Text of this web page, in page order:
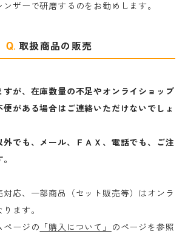
ザーで研磨するのをお勧めします。
取扱商品の販売
すが、在庫数量の不足やオンライショップ
がある場合はご連絡いただけないでしょ
外でも、メール、ＦＡＸ、電話でも、ご注
応、一部商品（セット販売等）はオンラ
ます。
ページの 「購入について」
のページを参照